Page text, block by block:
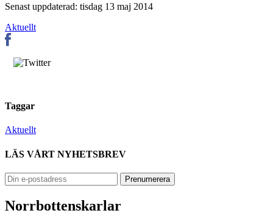
Senast uppdaterad: tisdag 13 maj 2014
Aktuellt
Taggar
Aktuellt
LÄS VÅRT NYHETSBREV
Norrbottenskarlar